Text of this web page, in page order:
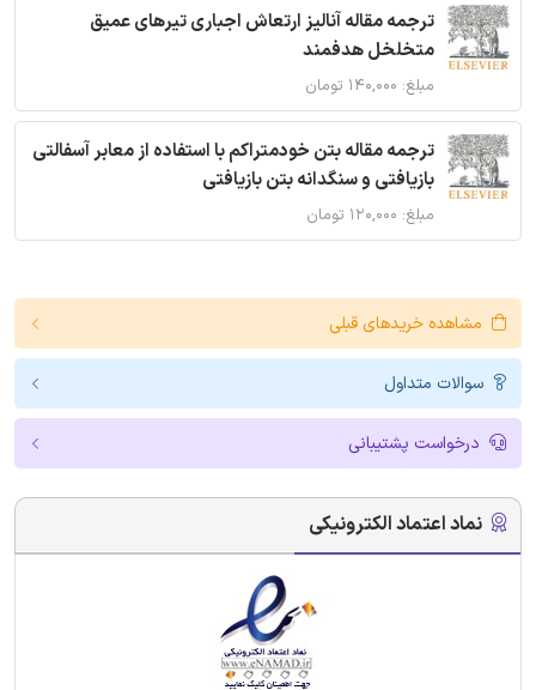
ترجمه مقاله آنالیز ارتعاش اجباری تیرهای عمیق
متخلخل هدفمند
مبلغ: ۱۴۰,۰۰۰ تومان
ترجمه مقاله بتن خودمتراکم با استفاده از معابر آسفالتی
بازیافتی و سنگدانه بتن بازیافتی
مبلغ: ۱۲۰,۰۰۰ تومان
مشاهده خریدهای قبلی
سوالات متداول
درخواست پشتیبانی
نماد اعتماد الکترونیکی